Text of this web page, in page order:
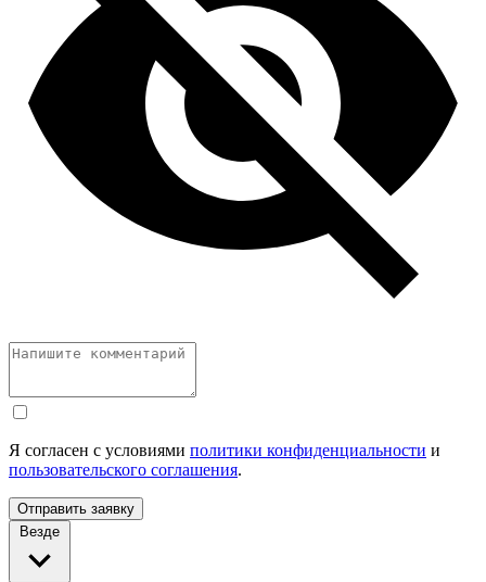
Я согласен с условиями политики конфиденциальности и
пользовательского соглашения.
Отправить заявку
Везде